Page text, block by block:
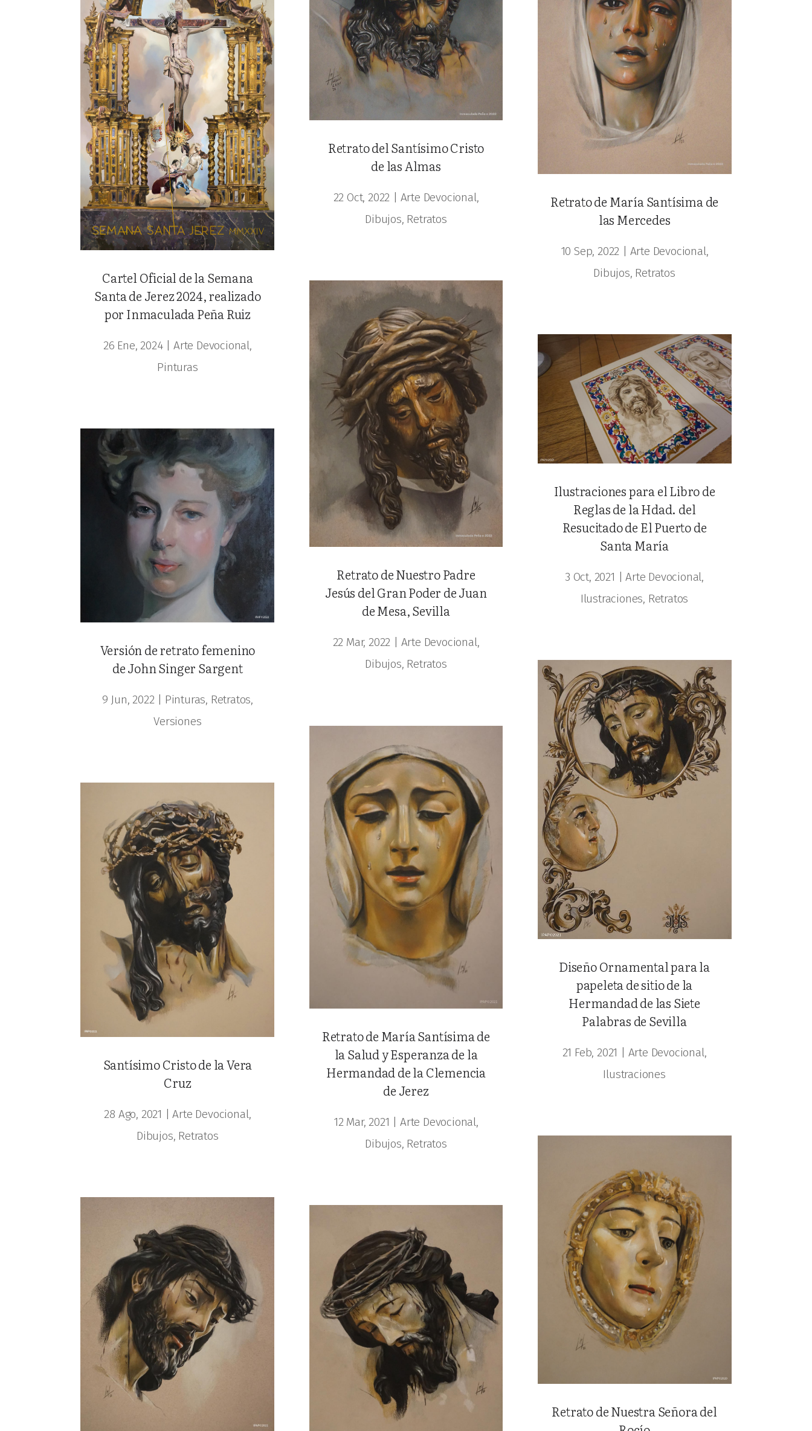
Cartel Oficial de la Semana
Santa de Jerez 2024, realizado
por Inmaculada Peña Ruiz
26 Ene, 2024| Arte Devocional,
Pinturas
Versión de retrato femenino
de John Singer Sargent
9 Jun, 2022| Pinturas, Retratos,
Versiones
Santísimo Cristo de la Vera
Cruz
28 Ago, 2021 |Arte Devocional,
Dibujos, Retratos
Retrato del Santísimo Cristo
de las Almas
22 Oct, 2022 Arte Devocional,
Dibujos, Retratos
Retrato de Nuestro Padre
Jesús del Gran Poder de Juan
de Mesa, Sevilla
22 Mar, 2022 Arte Devocional,
Dibujos, Retratos
Retrato de María Santísima de
la Salud y Esperanza de la
Hermandad de la Clemencia
de Jerez
12 Mar, 2021 |Arte Devocional,
Dibujos, Retratos
Retrato de María Santísima de
las Mercedes
10 Sep, 2022 Arte Devocional,
Dibujos, Retratos
Ilustraciones para el Libro de
Reglas de la Hdad. del
Resucitado de El Puerto de
Santa María
3 Oct, 2021 |Arte Devocional,
Ilustraciones, Retratos
Diseño Ornamental para la
papeleta de sitio de la
Hermandad de las Siete
Palabras de Sevilla
21 Feb, 2021 Arte Devocional,
Ilustraciones
Retrato de Nuestra Señora del